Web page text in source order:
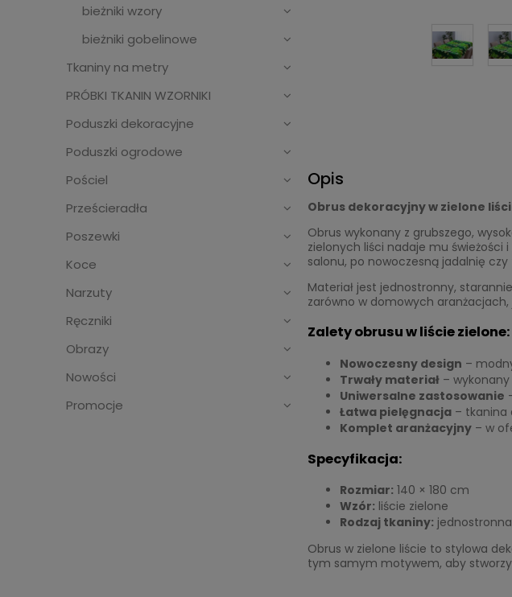
bieżniki wzory
bieżniki gobelinowe
Tkaniny na metry
PRÓBKI TKANIN WZORNIKI
Poduszki dekoracyjne
Poduszki ogrodowe
Pościel
Prześcieradła
Poszewki
Koce
Narzuty
Ręczniki
Obrazy
Nowości
Promocje
Opis
Obrus dekoracyjny w zielone
Obrus wykonany z grubszego,
zielonych liści nadaje mu świeżości
salonu, po nowoczesną jadalnię czy
Materiał jest jednostronny,
zarówno w domowych
Zalety obrusu w liście zielone:
Nowoczesny design –
Trwały materiał –
Uniwersalne zastosowanie
Łatwa pielęgnacja – tkanina
Komplet aranżacyjny – w
Specyfikacja:
Rozmiar: 140 × 180 cm
Wzór: liście zielone
Rodzaj tkaniny:
Obrus w zielone liście to stylowa
tym samym motywem, aby